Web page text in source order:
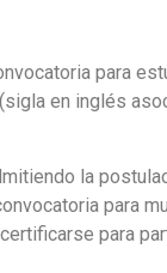
para
en inglés
la
para
para